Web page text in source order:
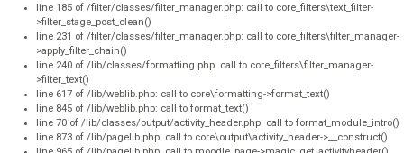
line 185 of /filter/classes/filter_manager.php: call to core_filters\text_filter-
>filter_stage_post_clean()
line 231 of /filter/classes/filter_manager.php: call to core_filters\filter_manager-
>apply_filter_chain()
line 240 of /lib/classes/formatting.php: call to core_filters\filter_manager-
>filter_text()
line 617 of /lib/weblib.php: call to core\formatting->format_text()
line 845 of /lib/weblib.php: call to format_text()
line 70 of /lib/classes/output/activity_header.php: call to format_module_intro()
line 873 of /lib/pagelib.php: call to core\output\activity_header->__construct()